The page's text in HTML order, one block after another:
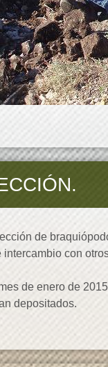
de
intercambio con
de enero de 2015
depositados.